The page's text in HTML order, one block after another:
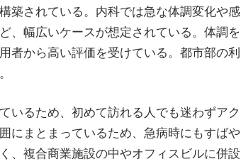
築されている。内科では急な体調変化や感
、幅広いケースが想定されている。体調を
者から高い評価を受けている。都市部の利
いるため、初めて訪れる人でも迷わずアク
にまとまっているため、急病時にもすばや
、複合商業施設の中やオフィスビルに併設